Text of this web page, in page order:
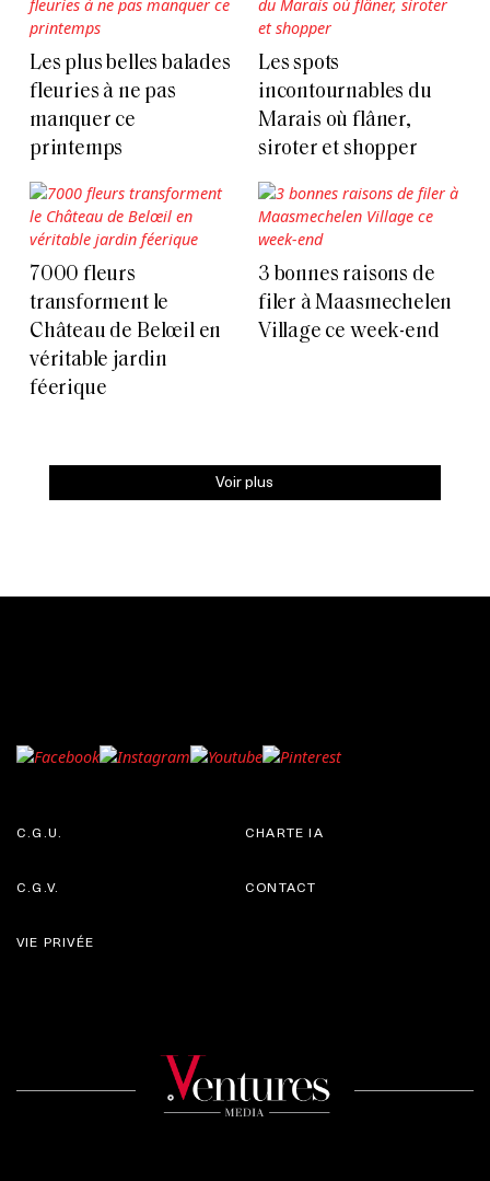
Les plus belles balades
fleuries à ne pas
manquer ce
printemps
Les spots
incontournables du
Marais où flâner,
siroter et shopper
7000 fleurs
transforment le
Château de Belœil en
véritable jardin
féerique
3 bonnes raisons de
filer à Maasmechelen
Village ce week-end
Voir plus
C.G.U.
C.G.V.
CHARTE IA
CONTACT
VIE PRIVÉE